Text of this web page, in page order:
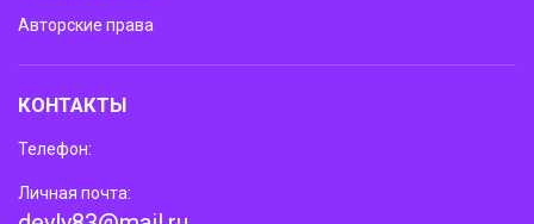
Авторские права
КОНТАКТЫ
Телефон:
Личная почта: